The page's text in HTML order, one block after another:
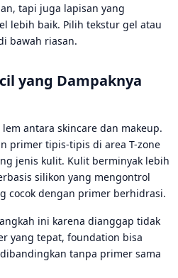
tapi juga lapisan yang
lebih baik. Pilih tekstur gel atau
bawah riasan.
yang Dampaknya
antara skincare dan makeup.
primer tipis-tipis di area T-zone
jenis kulit. Kulit berminyak lebih
silikon yang mengontrol
cocok dengan primer berhidrasi.
ini karena dianggap tidak
yang tepat, foundation bisa
tanpa primer sama